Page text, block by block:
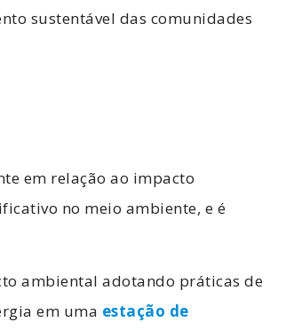
sustentável das comunidades
em relação ao impacto
no meio ambiente, e é
ambiental adotando práticas de
em uma estação de